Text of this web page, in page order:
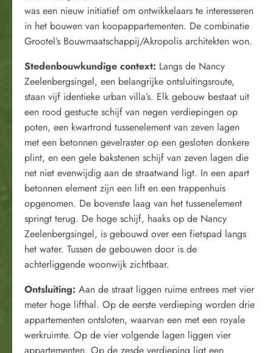
was een nieuw initiatief om ontwikkelaars te interesseren
in het bouwen van koopappartementen. De combinatie
Grootel’s Bouwmaatschappij/Akropolis architekten won.
Stedenbouwkundige context: Langs de Nancy
Zeelenbergsingel, een belangrijke ontsluitingsroute,
staan vijf identieke urban villa’s. Elk gebouw bestaat uit
een rood gestucte schijf van negen verdiepingen op
poten, een kwartrond tussenelement van zeven lagen
met een betonnen gevelraster op een gesloten donkere
plint, en een gele bakstenen schijf van zeven lagen die
net niet evenwijdig aan de straatwand ligt. In een apart
betonnen element zijn een lift en een trappenhuis
opgenomen. De bovenste laag van het tussenelement
springt terug. De hoge schijf, haaks op de Nancy
Zeelenbergsingel, is gebouwd over een fietspad langs
het water. Tussen de gebouwen door is de
achterliggende woonwijk zichtbaar.
Ontsluiting: Aan de straat liggen ruime entrees met vier
meter hoge lifthal. Op de eerste verdieping worden drie
appartementen ontsloten, waarvan een met een royale
werkruimte. Op de vier volgende lagen liggen vier